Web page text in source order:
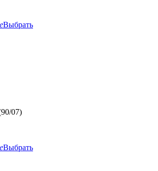
Выбрать
07)
Выбрать